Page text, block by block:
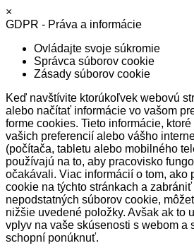
×
GDPR - Práva a informácie
Ovládajte svoje súkromie
Správca súborov cookie
Zásady súborov cookie
Keď navštívite ktorúkoľvek webovú
alebo načítať informácie vo vašom
forme cookies. Tieto informácie,
vašich preferencií alebo vášho
(počítača, tabletu alebo mobilného
používajú na to, aby pracovisko
očakávali. Viac informácií o tom, ako
cookie na týchto stránkach a
nepodstatných súborov cookie,
nižšie uvedené položky. Avšak ak to
vplyv na vaše skúsenosti s webom a
schopní ponúknuť.